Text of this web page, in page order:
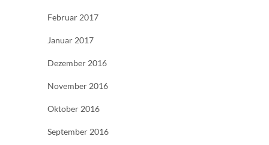
Februar 2017
Januar 2017
Dezember 2016
November 2016
Oktober 2016
September 2016